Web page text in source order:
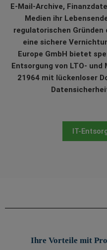
E‑Mail-Archive,
Medien ihr
regulatorischen
eine sichere
Europe GmbH bietet
Entsorgung von LTO- und
21964 mit lückenloser
IT-
Ihre Vorteile mit